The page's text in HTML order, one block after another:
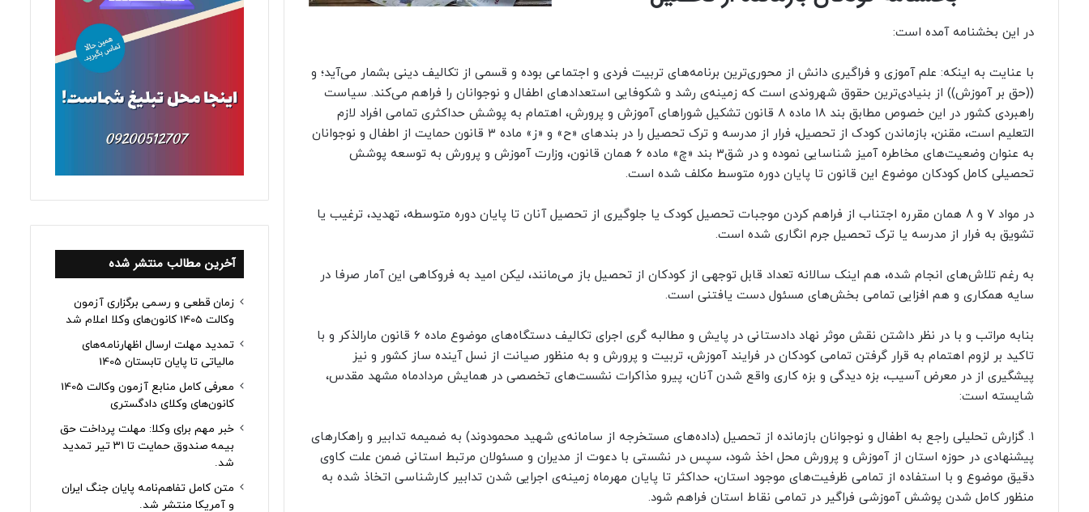
در این بخشنامه آمده است:
با عنایت به اینکه: علم آموزی و فراگیری دانش از محوری‌ترین برنامه‌های تربیت فردی و اجتماعی بوده و قسمی از تکالیف دینی بشمار می‌آید؛ و
((حق بر آموزش)) از بنیادی‌ترین حقوق شهروندی است که زمینه‌ی رشد و شکوفایی استعدادهای اطفال و نوجوانان را فراهم می‌کند. سیاست
راهبردی کشور در این خصوص مطابق بند ۱۸ ماده ۸ قانون تشکیل شوراهای آموزش و پرورش، اهتمام به پوشش حداکثری تمامی افراد لازم
التعلیم است، مقنن، بازماندن کودک از تحصیل، فرار از مدرسه و ترک تحصیل را در بندهای «ح» و «ز» ماده ۳ قانون حمایت از اطفال و نوجوانان
به عنوان وضعیت‌های مخاطره آمیز شناسایی نموده و در شق۳ بند «چ» ماده ۶ همان قانون، وزارت آموزش و پرورش به توسعه پوشش
تحصیلی کامل کودکان موضوع این قانون تا پایان دوره متوسط مکلف شده است.
در مواد ۷ و ۸ همان مقرره اجتناب از فراهم کردن موجبات تحصیل کودک یا جلوگیری از تحصیل آنان تا پایان دوره متوسطه، تهدید، ترغیب یا
تشویق به فرار از مدرسه یا ترک تحصیل جرم انگاری شده است.
به رغم تلاش‌های انجام شده، هم اینک سالانه تعداد قابل توجهی از کودکان از تحصیل باز می‌مانند، لیکن امید به فروکاهی این آمار صرفا در
سایه همکاری و هم افزایی تمامی بخش‌های مسئول دست یافتنی است.
بنابه مراتب و با در نظر داشتن نقش موثر نهاد دادستانی در پایش و مطالبه گری اجرای تکالیف دستگاه‌های موضوع ماده ۶ قانون مارالذکر و با
تاکید بر لزوم اهتمام به قرار گرفتن تمامی کودکان در فرایند آموزش، تربیت و پرورش و به منظور صیانت از نسل آینده ساز کشور و نیز
پیشگیری از در معرض آسیب، بزه دیدگی و بزه کاری واقع شدن آنان، پیرو مذاکرات نشست‌های تخصصی در همایش مردادماه مشهد مقدس،
شایسته است:
۱. گزارش تحلیلی راجع به اطفال و نوجوانان بازمانده از تحصیل (داده‌های مستخرجه از سامانه‌ی شهید محمودوند) به ضمیمه تدابیر و راهکارهای
پیشنهادی در حوزه استان از آموزش و پرورش محل اخذ شود، سپس در نشستی با دعوت از مدیران و مسئولان مرتبط استانی ضمن علت کاوی
دقیق موضوع و با استفاده از تمامی ظرفیت‌های موجود استان، حداکثر تا پایان مهرماه زمینه‌ی اجرایی شدن تدابیر کارشناسی اتخاذ شده به
منظور کامل شدن پوشش آموزشی فراگیر در تمامی نقاط استان فراهم شود.
آخرین مطالب منتشر شده
زمان قطعی و رسمی برگزاری آزمون
وکالت 1405 کانون‌های وکلا اعلام شد
تمدید مهلت ارسال اظهارنامه‌های
مالیاتی تا پایان تابستان 1405
معرفی کامل منابع آزمون وکالت 1405
کانون‌های وکلای دادگستری
خبر مهم برای وکلا: مهلت پرداخت حق
بیمه صندوق حمایت تا ۳۱ تیر تمدید
شد.
متن کامل تفاهم‌نامه پایان جنگ ایران
و آمریکا منتشر شد.